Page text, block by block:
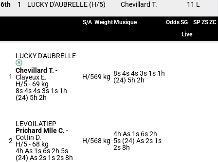
6th 1 LUCKY D'AUBRELLE (H/5) Chevillard T. 11 L
S/A Weight Musique OddsSG SPZSZC
Live
1
LUCKY D'AUBRELLE
Chevillard T. -
Clayeux E.
H/5 - 69 kg
8s 4s 4s 3s 1s 1h
(24) 5h 2h
H/569 kg 8s 4s 4s 3s 1s 1h
(24) 5h 2h
2
LEVOILATIEP
Prichard Mlle C. -
Cottin D.
H/5 - 68 kg
4h As 1s 6s 2h 5s
(24) As 2s 1s 2s 8h
H/568 kg
4h As 1s 6s 2h
5s (24) As 2s 1s
2s 8h